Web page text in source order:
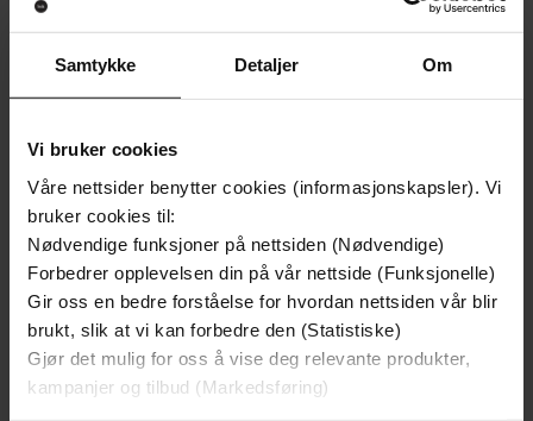
Samtykke Detaljer Om
Vi bruker cookies
Våre nettsider benytter cookies (informasjonskapsler). Vi
bruker cookies til:
Nødvendige funksjoner på nettsiden (Nødvendige)
Forbedrer opplevelsen din på vår nettside (Funksjonelle)
Gir oss en bedre forståelse for hvordan nettsiden vår blir
brukt, slik at vi kan forbedre den (Statistiske)
Gjør det mulig for oss å vise deg relevante produkter,
kampanjer og tilbud (Markedsføring)
Andre har også kjøpt